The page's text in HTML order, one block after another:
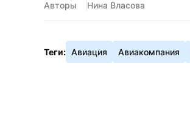
Авторы Нина Власова
Теги: Авиация Авиакомпания